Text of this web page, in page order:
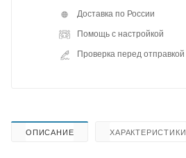
Доставка по России
Помощь с настройкой
Проверка перед отправкой
ОПИСАНИЕ ХАРАКТЕРИСТИКИ